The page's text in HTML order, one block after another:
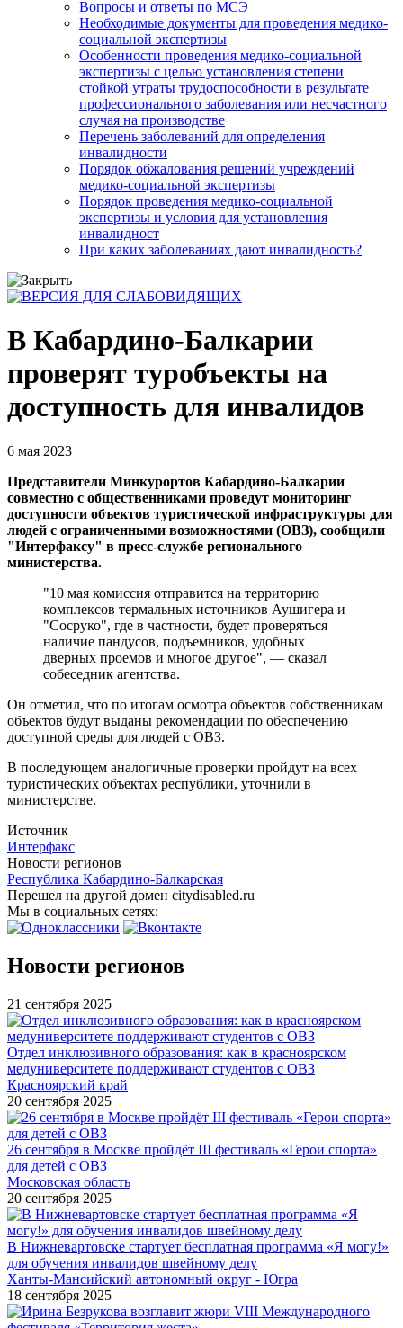
Вопросы и ответы по МСЭ
Необходимые документы для проведения медико-
социальной экспертизы
Особенности проведения медико-социальной
экспертизы с целью установления степени
стойкой утраты трудоспособности в результате
профессионального заболевания или несчастного
случая на производстве
Перечень заболеваний для определения
инвалидности
Порядок обжалования решений учреждений
медико-социальной экспертизы
Порядок проведения медико-социальной
экспертизы и условия для установления
инвалидност
При каких заболеваниях дают инвалидность?
В Кабардино-Балкарии
проверят туробъекты на
доступность для инвалидов
6 мая 2023
Представители Минкурортов Кабардино-Балкарии
совместно с общественниками проведут мониторинг
доступности объектов туристической инфраструктуры для
людей с ограниченными возможностями (ОВЗ), сообщили
"Интерфаксу" в пресс-службе регионального
министерства.
"10 мая комиссия отправится на территорию
комплексов термальных источников Аушигера и
"Сосруко", где в частности, будет проверяться
наличие пандусов, подъемников, удобных
дверных проемов и многое другое", — сказал
собеседник агентства.
Он отметил, что по итогам осмотра объектов собственникам
объектов будут выданы рекомендации по обеспечению
доступной среды для людей с ОВЗ.
В последующем аналогичные проверки пройдут на всех
туристических объектах республики, уточнили в
министерстве.
Источник
Интерфакс
Новости регионов
Республика Кабардино-Балкарская
Перешел на другой домен citydisabled.ru
Мы в социальных сетях:
Новости регионов
21 сентября 2025
Отдел инклюзивного образования: как в красноярском
медуниверситете поддерживают студентов с ОВЗ
Красноярский край
20 сентября 2025
26 сентября в Москве пройдёт III фестиваль «Герои спорта»
для детей с ОВЗ
Московская область
20 сентября 2025
В Нижневартовске стартует бесплатная программа «Я могу!»
для обучения инвалидов швейному делу
Ханты-Мансийский автономный округ - Югра
18 сентября 2025